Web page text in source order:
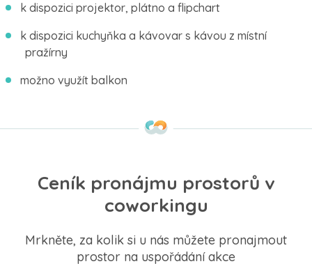
k dispozici projektor, plátno a flipchart
k dispozici kuchyňka a kávovar s kávou z místní
pražírny
možno využít balkon
Ceník pronájmu prostorů v
coworkingu
Mrkněte, za kolik si u nás můžete pronajmout
prostor na uspořádání akce